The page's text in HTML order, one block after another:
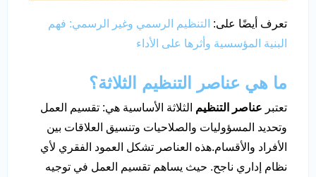
تعرف أيضًا على: التنظيم الرسمي وغير الرسمي: فهم
البنية المؤسسية وأثرها على الأداء
ما هي عناصر التنظيم الثلاثة؟
تعتبر عناصر التنظيم الثلاثة الأساسية هي: تقسيم العمل
وتحديد المسؤوليات والصلاحيات وتنسيق العلاقات بين
الأفراد والأقسام.هذه العناصر تشكل العمود الفقري لأي
نظام إداري ناجح. حيث يساهم تقسيم العمل في توجيه